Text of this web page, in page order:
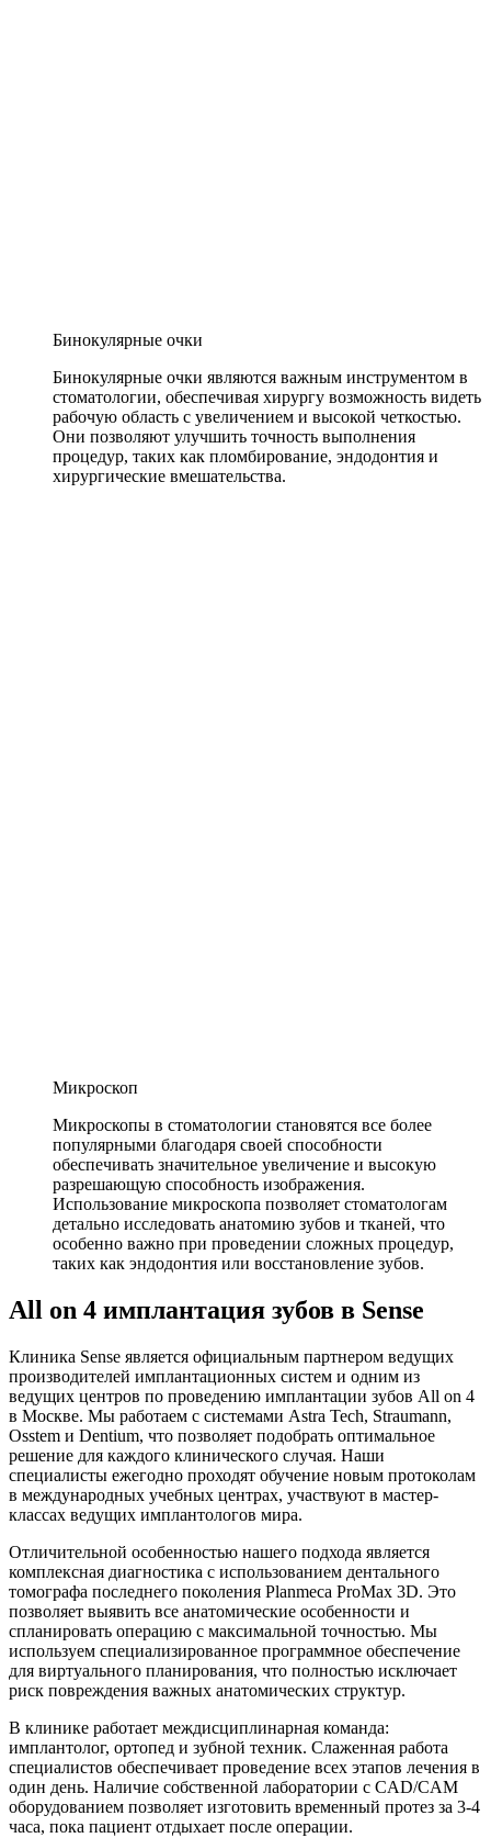
Бинокулярные очки
Бинокулярные очки являются важным инструментом в
стоматологии, обеспечивая хирургу возможность видеть
рабочую область с увеличением и высокой четкостью.
Они позволяют улучшить точность выполнения
процедур, таких как пломбирование, эндодонтия и
хирургические вмешательства.
Микроскоп
Микроскопы в стоматологии становятся все более
популярными благодаря своей способности
обеспечивать значительное увеличение и высокую
разрешающую способность изображения.
Использование микроскопа позволяет стоматологам
детально исследовать анатомию зубов и тканей, что
особенно важно при проведении сложных процедур,
таких как эндодонтия или восстановление зубов.
All on 4 имплантация зубов в Sense
Клиника Sense является официальным партнером ведущих
производителей имплантационных систем и одним из
ведущих центров по проведению имплантации зубов All on 4
в Москве. Мы работаем с системами Astra Tech, Straumann,
Osstem и Dentium, что позволяет подобрать оптимальное
решение для каждого клинического случая. Наши
специалисты ежегодно проходят обучение новым протоколам
в международных учебных центрах, участвуют в мастер-
классах ведущих имплантологов мира.
Отличительной особенностью нашего подхода является
комплексная диагностика с использованием дентального
томографа последнего поколения Planmeca ProMax 3D. Это
позволяет выявить все анатомические особенности и
спланировать операцию с максимальной точностью. Мы
используем специализированное программное обеспечение
для виртуального планирования, что полностью исключает
риск повреждения важных анатомических структур.
В клинике работает междисциплинарная команда:
имплантолог, ортопед и зубной техник. Слаженная работа
специалистов обеспечивает проведение всех этапов лечения в
один день. Наличие собственной лаборатории с CAD/CAM
оборудованием позволяет изготовить временный протез за 3-4
часа, пока пациент отдыхает после операции.